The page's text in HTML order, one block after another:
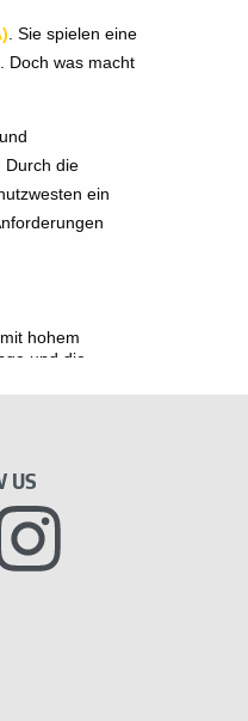
. Sie spielen eine
Doch was macht
Durch die
ein
hohem
und die
Wetter, in der
ist die EN ISO
eingesetzt
Auch im
US